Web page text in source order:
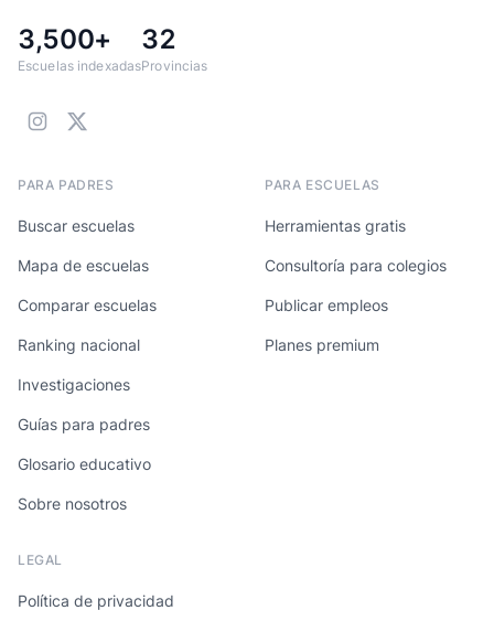
3,500+
Escuelas indexadas
32
Provincias
PARA PADRES
Buscar escuelas
Mapa de escuelas
Comparar escuelas
Ranking nacional
Investigaciones
Guías para padres
Glosario educativo
Sobre nosotros
PARA ESCUELAS
Herramientas gratis
Consultoría para colegios
Publicar empleos
Planes premium
LEGAL
Política de privacidad